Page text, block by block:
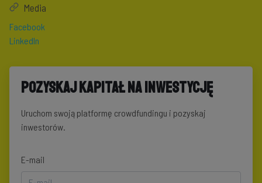
Pozyskaj kapitał na inwestycję
Uruchom swoją platformę crowdfundingu i pozyskaj
inwestorów.
E-mail
Media
Facebook
LinkedIn